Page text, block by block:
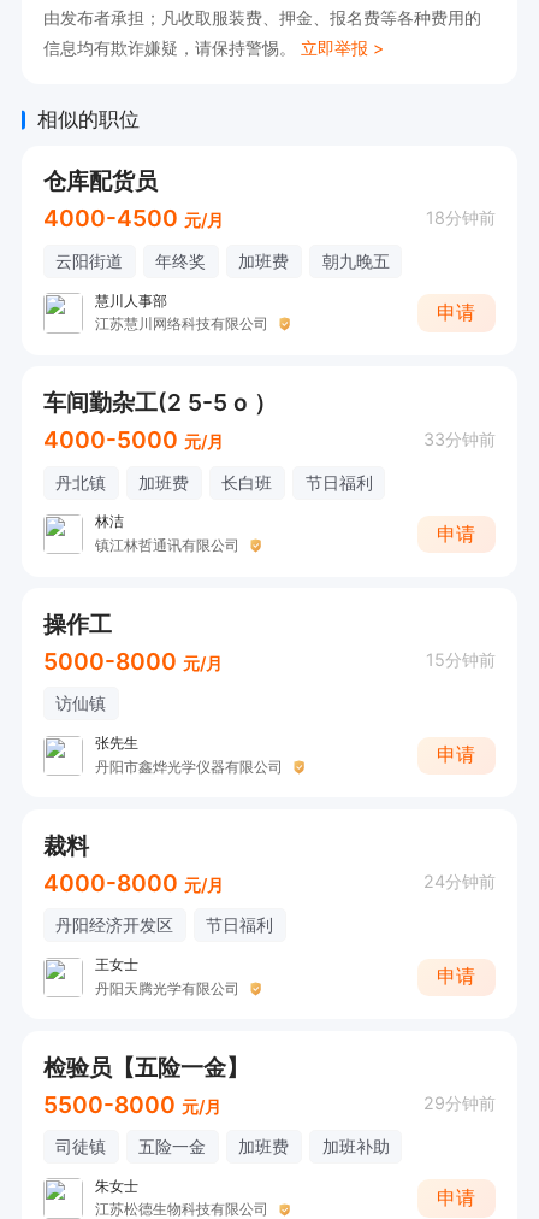
由发布者承担；凡收取服装费、押金、报名费等各种费用的
信息均有欺诈嫌疑，请保持警惕。 立即举报 >
相似的职位
仓库配货员
4000-4500 元/月 18分钟前
云阳街道 年终奖 加班费 朝九晚五
慧川人事部
江苏慧川网络科技有限公司
申请
车间勤杂工(2 5-5 o ）
4000-5000 元/月 33分钟前
丹北镇 加班费 长白班 节日福利
林洁
镇江林哲通讯有限公司
申请
操作工
5000-8000 元/月 15分钟前
访仙镇
张先生
丹阳市鑫烨光学仪器有限公司
申请
裁料
4000-8000 元/月 24分钟前
丹阳经济开发区 节日福利
王女士
丹阳天腾光学有限公司
申请
检验员【五险一金】
5500-8000 元/月 29分钟前
司徒镇 五险一金 加班费 加班补助
朱女士
江苏松德生物科技有限公司
申请